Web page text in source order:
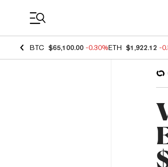
BTC $65,100.00 -0.30%ETH $1,922.12 -